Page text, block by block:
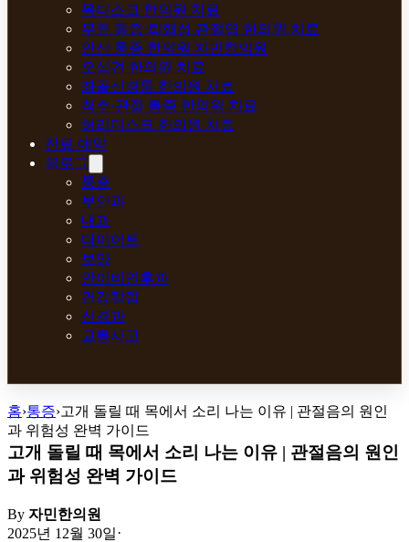
목디스크 한의원 치료
무릎 통증·퇴행성 관절염 한의원 치료
안산 통증 한의원 자민한의원
오십견 한의원 치료
좌골신경통 한의원 치료
척추·관절 통증 한의원 치료
허리디스크 한의원 치료
진료 예약
블로그
통증
부인과
내과
다이어트
보양
안이비인후과
건강칼럼
신경과
교통사고
홈›통증›고개 돌릴 때 목에서 소리 나는 이유 | 관절음의 원인
과 위험성 완벽 가이드
고개 돌릴 때 목에서 소리 나는 이유 | 관절음의 원인
과 위험성 완벽 가이드
By 자민한의원
2025년 12월 30일